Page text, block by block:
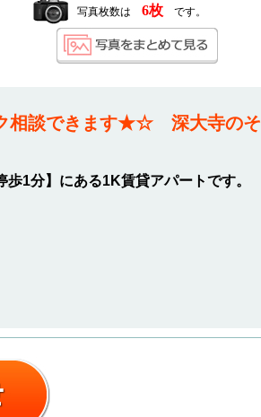
写真枚数は 6枚です。
相談できます★☆ 深大寺のそ
1分】にある1K賃貸アパートです。